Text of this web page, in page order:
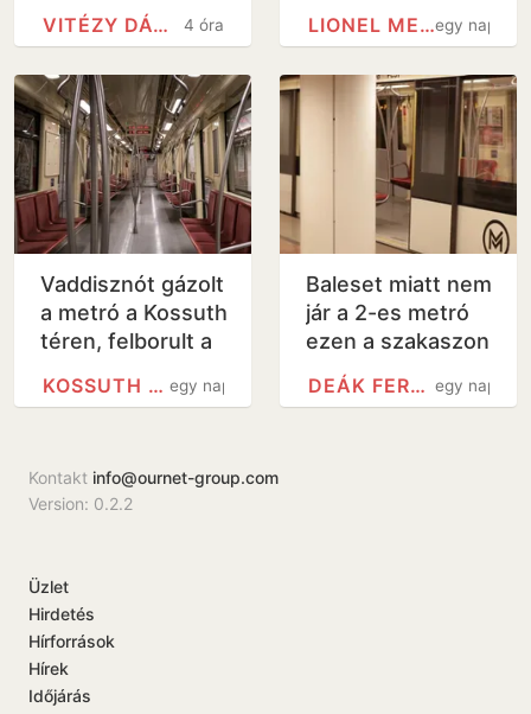
koncertje után
4 óra
VITÉZY DÁVID egy nap
LIONEL MESSI
Vaddisznót gázolt
a metró a Kossuth
téren, felborult a
videó
egy nap
KOSSUTH TÉREN
Baleset miatt nem
jár a 2-es metró
ezen a szakaszon
egy nap
DEÁK FERENC TÉR METRÓÁLLOMÁS
Kontakt info@ournet-group.com
Version: 0.2.2
Üzlet
Hirdetés
Hírforrások
Hírek
Időjárás